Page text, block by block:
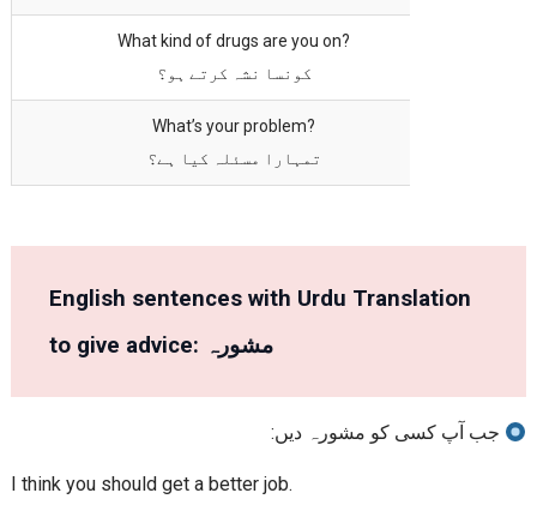
What kind of drugs are you on?
کونسا نشہ کرتے ہو؟
What’s your problem?
تمہارا مسئلہ کیا ہے؟
English sentences with Urdu Translation
to give advice: مشورہ
جب آپ کسی کو مشورہ دیں:
I think you should get a better job.